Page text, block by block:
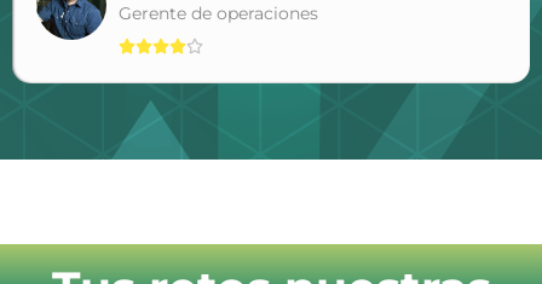
Gerente de operaciones
